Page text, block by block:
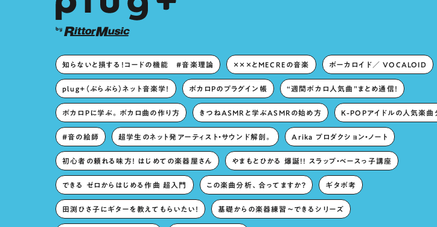
知らないと損する！コードの機能 #音楽理論 ×××とMECREの音楽 ボーカロイド／ VOCALOID
plug+（ぷらぷら）ネット音楽学！ ボカロPのプラグイン帳 “週間ボカロ人気曲”まとめ通信！
ボカロPに学ぶ。ボカロ曲の作り方 きつねASMRと学ぶASMRの始め方 K-POPアイドルの人気楽曲
#音の絵師 超学生のネット発アーティスト・サウンド解剖。 Arika プロダクション・ノート
初心者の頼れる味方！ はじめての楽器屋さん やまもとひかる 爆誕!! スラップ・ベースっ子講座
できる ゼロからはじめる作曲 超入門 この楽曲分析、合ってますか？ ギタボ考
田渕ひさ子にギターを教えてもらいたい！ 基礎からの楽器練習〜できるシリーズ